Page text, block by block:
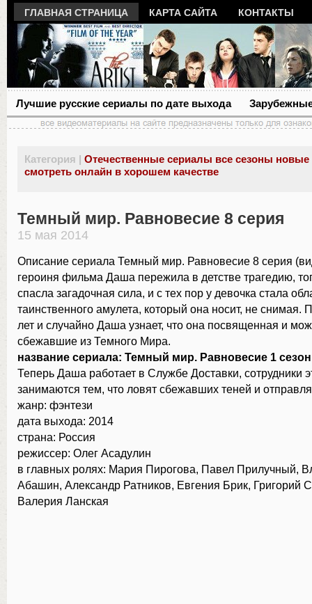
ГЛАВНАЯ СТРАНИЦА КАРТА САЙТА КОНТАКТЫ
Лучшие русские сериалы по дате выхода
Категория | Отечественные сериалы все сезоны
смотреть онлайн в хорошем качестве
Темный мир. Равновесие 8 серия
15 мая 2014
Описание сериала Темный мир. Равновесие 8 серия
героиня фильма Даша пережила в детстве трагедию,
спасла загадочная сила, и с тех пор у девочка стала
таинственного амулета, который она носит, не снимая.
лет и случайно Даша узнает, что она посвященная и
сбежавшие из Темного Мира.
название сериала: Темный мир. Равновесие 1 сезон
Теперь Даша работает в Службе Доставки, сотрудники
занимаются тем, что ловят сбежавших теней и
жанр: фэнтези
дата выхода: 2014
страна: Россия
режиссер: Олег Асадулин
в главных ролях: Мария Пирогова, Павел Прилучный,
Абашин, Александр Ратников, Евгения Брик, Григорий
Валерия Ланская